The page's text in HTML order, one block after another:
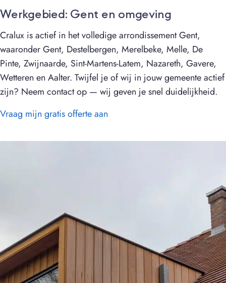
Werkgebied: Gent en omgeving
Cralux is actief in het volledige arrondissement Gent,
waaronder Gent, Destelbergen, Merelbeke, Melle, De
Pinte, Zwijnaarde, Sint-Martens-Latem, Nazareth, Gavere,
Wetteren en Aalter. Twijfel je of wij in jouw gemeente actief
zijn? Neem contact op — wij geven je snel duidelijkheid.
Vraag mijn gratis offerte aan